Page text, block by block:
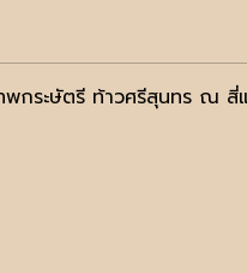
ระษัตรี ท้าวศรีสุนทร ณ สี่